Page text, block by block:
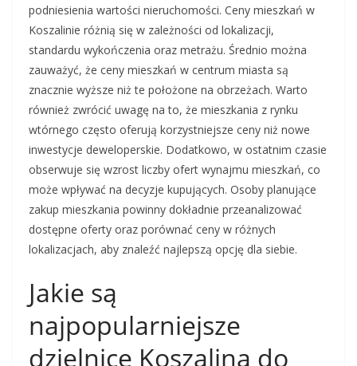
podniesienia wartości nieruchomości. Ceny mieszkań w
Koszalinie różnią się w zależności od lokalizacji,
standardu wykończenia oraz metrażu. Średnio można
zauważyć, że ceny mieszkań w centrum miasta są
znacznie wyższe niż te położone na obrzeżach. Warto
również zwrócić uwagę na to, że mieszkania z rynku
wtórnego często oferują korzystniejsze ceny niż nowe
inwestycje deweloperskie. Dodatkowo, w ostatnim czasie
obserwuje się wzrost liczby ofert wynajmu mieszkań, co
może wpływać na decyzje kupujących. Osoby planujące
zakup mieszkania powinny dokładnie przeanalizować
dostępne oferty oraz porównać ceny w różnych
lokalizacjach, aby znaleźć najlepszą opcję dla siebie.
Jakie są
najpopularniejsze
dzielnice Koszalina do